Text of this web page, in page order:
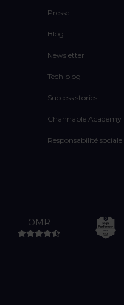
Presse
Blog
Newsletter
Tech blog
Success stories
Channable Academy
Responsabilité sociale
OMR